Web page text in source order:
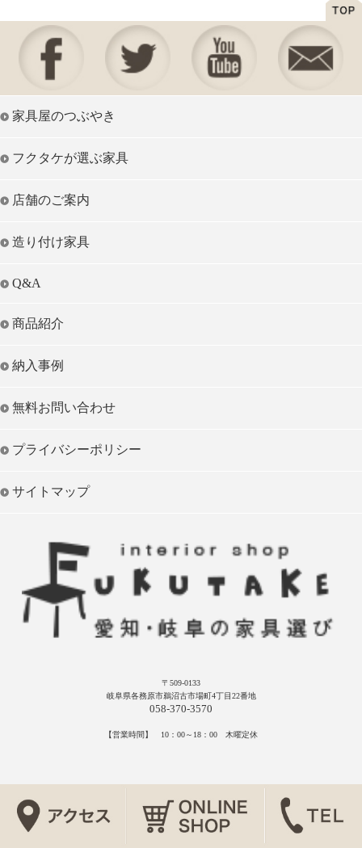
家具屋のつぶやき
フクタケが選ぶ家具
店舗のご案内
造り付け家具
Q&A
商品紹介
納入事例
無料お問い合わせ
プライバシーポリシー
サイトマップ
〒509-0133
岐阜県各務原市鵜沼古市場町4丁目22番地
058-370-3570
【営業時間】 10：00～18：00 木曜定休